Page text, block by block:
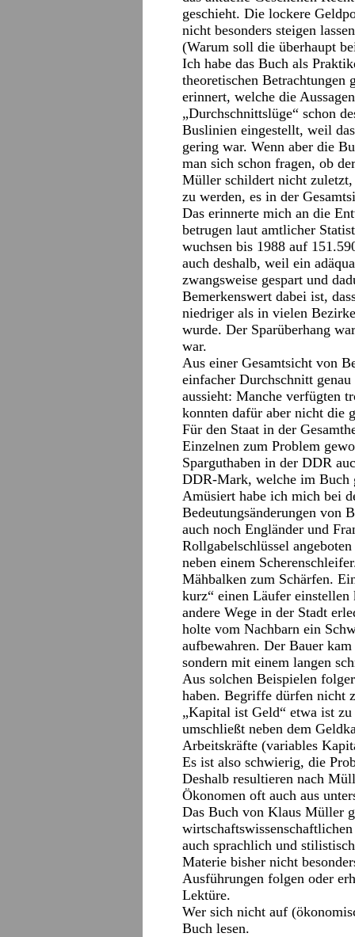
geschieht. Die lockere
nicht besonders steigen
(Warum soll die überhaupt
Ich habe das Buch als
theoretischen Betrachtungen
erinnert, welche die
„Durchschnittslüge“ schon
Buslinien eingestellt, weil
gering war. Wenn aber die
man sich schon fragen, ob
Müller schildert nicht
zu werden, es in der
Das erinnerte mich an die
betrugen laut amtlicher
wuchsen bis 1988 auf
auch deshalb, weil ein
zwangsweise gespart und
Bemerkenswert dabei ist,
niedriger als in vielen
wurde. Der Sparüberhang
war.
Aus einer Gesamtsicht von
einfacher Durchschnitt
aussieht: Manche verfügten
konnten dafür aber nicht die
Für den Staat in der
Einzelnen zum Problem
Sparguthaben in der DDR
DDR-Mark, welche im Buch
Amüsiert habe ich mich bei
Bedeutungsänderungen von
auch noch Engländer und
Rollgabelschlüssel
neben einem
Mähbalken zum Schärfen.
kurz“ einen Läufer
andere Wege in der Stadt
holte vom Nachbarn ein
aufbewahren. Der Bauer
sondern mit einem langen
Aus solchen Beispielen
haben. Begriffe dürfen nicht
„Kapital ist Geld“ etwa ist
umschließt neben dem
Arbeitskräfte (variables
Es ist also schwierig, die
Deshalb resultieren nach
Ökonomen oft auch aus
Das Buch von Klaus Müller
auch sprachlich und
Materie bisher nicht
Ausführungen folgen oder
Lektüre.
Wer sich nicht auf
Buch lesen.